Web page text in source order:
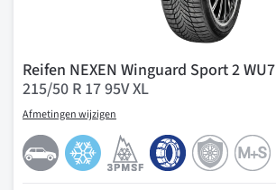
Reifen NEXEN Winguard Sport 2 WU7
215/50 R 17 95V XL
Afmetingen wijzigen